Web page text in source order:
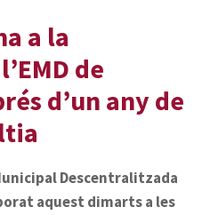
a la
de
d’un any de
Descentralitzada
aquest dimarts a les